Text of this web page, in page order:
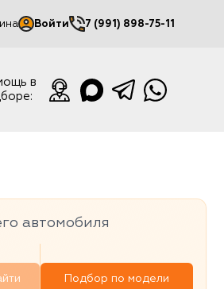
Войти
Мой кабинет
7 (991) 898-75-11
в
автомобиля
Подбор по модели